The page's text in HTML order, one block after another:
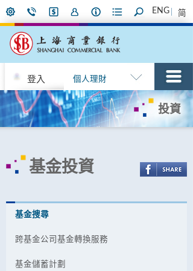
ENG 简
登入 個人理財
投資
基金投資
基金捜尋
跨基金公司基金轉換服務
基金儲蓄計劃